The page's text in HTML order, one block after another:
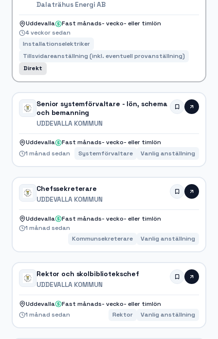
Dalaträhus Energi AB
Uddevalla
Fast månads- vecko- eller timlön
4 veckor sedan
Installationselektriker
Tillsvidareanställning (inkl. eventuell provanställning)
Direkt
Senior systemförvaltare - lön, schema
och bemanning
UDDEVALLA KOMMUN
Uddevalla
Fast månads- vecko- eller timlön
1 månad sedan
Systemförvaltare Vanlig anställning
Chefssekreterare
UDDEVALLA KOMMUN
Uddevalla
Fast månads- vecko- eller timlön
1 månad sedan
Kommunsekreterare
Vanlig anställning
Rektor och skolbibliotekschef
UDDEVALLA KOMMUN
Uddevalla
Fast månads- vecko- eller timlön
1 månad sedan
Rektor Vanlig anställning